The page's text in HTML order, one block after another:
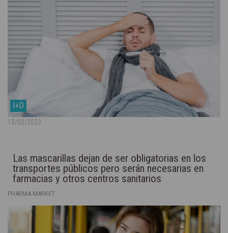
I+D
13/02/2023
Las mascarillas dejan de ser obligatorias en los
transportes públicos pero serán necesarias en
farmacias y otros centros sanitarios
PHARMA MARKET